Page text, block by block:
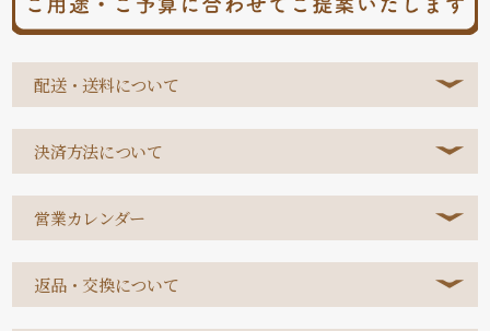
配送・送料について
決済方法について
営業カレンダー
返品・交換について